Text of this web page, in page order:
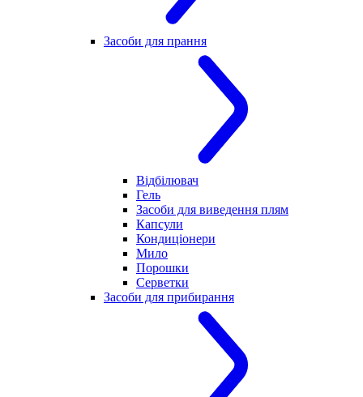
Засоби для прання
Відбілювач
Гель
Засоби для виведення плям
Капсули
Кондиціонери
Мило
Порошки
Серветки
Засоби для прибирання